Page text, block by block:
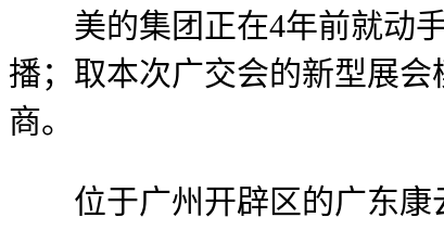
美的集团正在4年前就动手
播；取本次广交会的新型展
商。
位于广州开辟区的广东康